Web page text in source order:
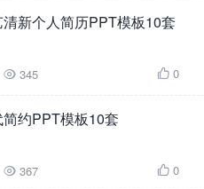
新个人简历PPT模板10套
 345  0
约PPT模板10套
 367  0